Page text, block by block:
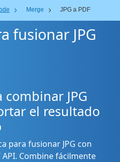
Merge JPG a PDF
fusionar JPG
combinar JPG
el resultado
para fusionar JPG con
API. Combine fácilmente